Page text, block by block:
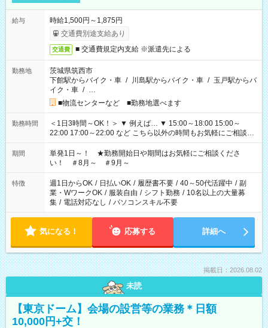
給与
時給1,500円～1,875円
交通費別途支給あり
交通費 ■ 交通費規定内支給 ※派遣先による
勤務地
茨城県筑西市
下館駅からバイク・車 / 川島駅からバイク・車 / 玉戸駅からバ
イク・車 / …
■物流センターなど ■勤務地選べます
勤務時間
＜1日3時間～OK！＞ ▼ 例えば… ▼ 15:00～18:00 15:00～
22:00 17:00～22:00 など こちら以外の時間もお気軽にご相談く
ださい！
期間
単発1日～！ ★勤務開始日や期間はお気軽にご相談くださ
い！ ＃8月～ ＃9月～
特徴 週1日からOK / 日払いOK / 履歴書不要 / 40～50代活躍中 / 副
業・WワークOK / 服装自由 / シフト勤務 / 10名以上の大量募
集 / 電話対応なし / パソコンスキル不要
気になる！ 応募する 詳細へ
掲載日：2026.08.02
未読
【東京ドーム】会場の設営等の業務＊日額
10,000円+交！